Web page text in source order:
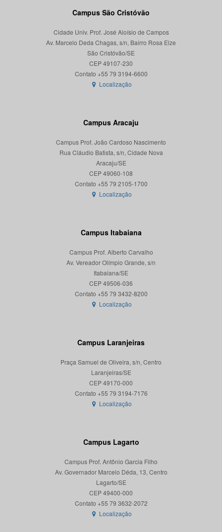
Campus São Cristóvão
Cidade Univ. Prof. José Aloísio de Campos
Av. Marcelo Deda Chagas, s/n, Bairro Rosa Elze
São Cristóvão/SE
CEP 49107-230
Localização
Campus Aracaju
Campus Prof. João Cardoso Nascimento
Rua Cláudio Batista, s/n, Cidade Nova
Aracaju/SE
CEP 49060-108
Localização
Campus Itabaiana
Campus Prof. Alberto Carvalho
Av. Vereador Olímpio Grande, s/n
Itabaiana/SE
CEP 49506-036
Localização
Campus Laranjeiras
Praça Samuel de Oliveira, s/n, Centro
Laranjeiras/SE
CEP 49170-000
Localização
Campus Lagarto
Campus Prof. Antônio Garcia Filho
Av. Governador Marcelo Déda, 13, Centro
Lagarto/SE
CEP 49400-000
Localização